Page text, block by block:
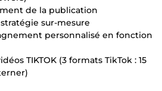
de la publication
sur-mesure
personnalisé en fonction
TIKTOK (3 formats TikTok : 15